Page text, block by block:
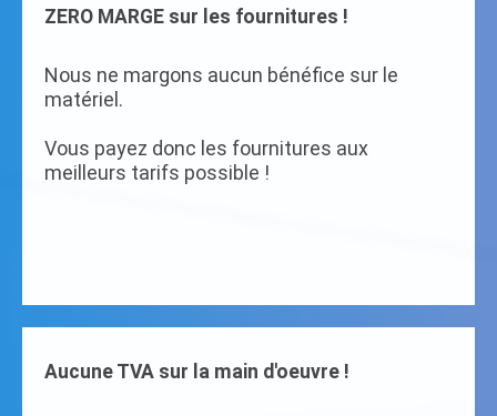
ZERO MARGE sur les fournitures !
Nous ne margons aucun bénéfice sur le
matériel.
Vous payez donc les fournitures aux
meilleurs tarifs possible !
Aucune TVA sur la main d'oeuvre !